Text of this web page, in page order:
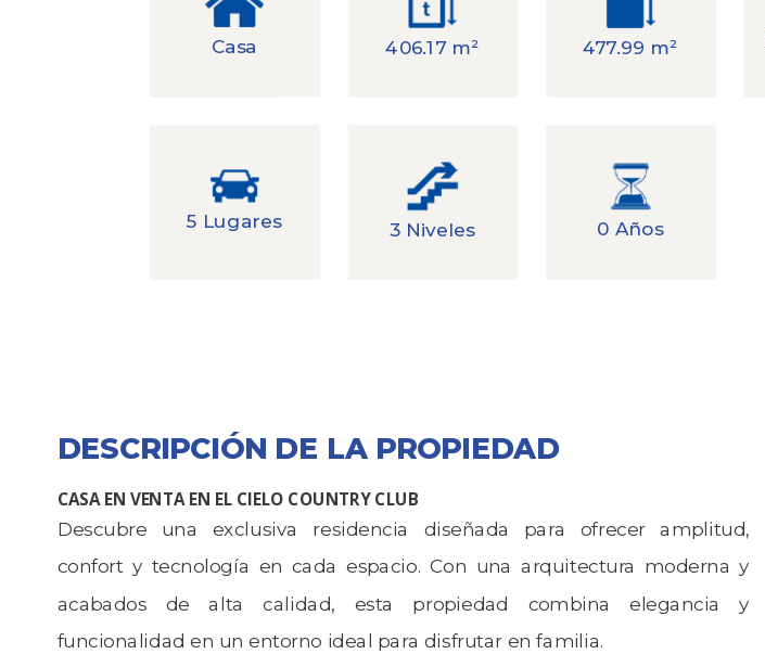
Casa 406.17 m² 477.99 m²
5 Lugares 3 Niveles 0 Años
DESCRIPCIÓN DE LA PROPIEDAD
CASA EN VENTA EN EL CIELO COUNTRY CLUB
Descubre una exclusiva residencia diseñada para ofrecer amplitud,
confort y tecnología en cada espacio. Con una arquitectura moderna y
acabados de alta calidad, esta propiedad combina elegancia y
funcionalidad en un entorno ideal para disfrutar en familia.